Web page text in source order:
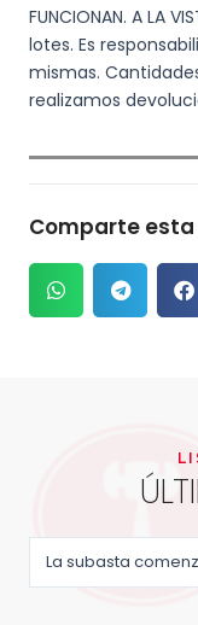
FUNCIONAN. A LA
lotes. Es
mismas.
realizamos
Comparte
La subasta